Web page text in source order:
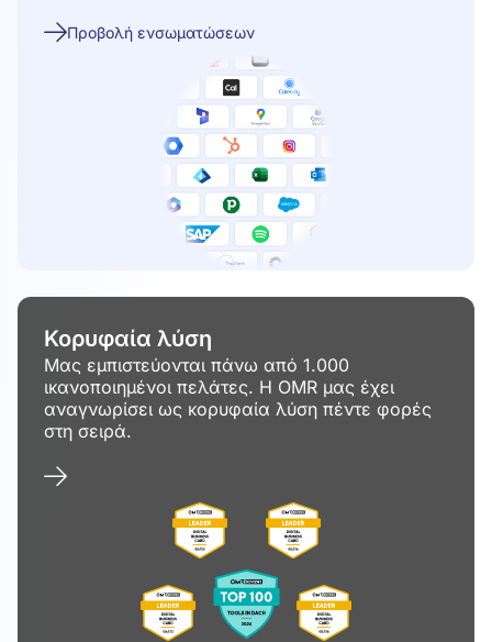
Προβολή ενσωματώσεων
Κορυφαία λύση
Μας εμπιστεύονται πάνω από 1.000
ικανοποιημένοι πελάτες. Η OMR μας έχει
αναγνωρίσει ως κορυφαία λύση πέντε φορές
στη σειρά.